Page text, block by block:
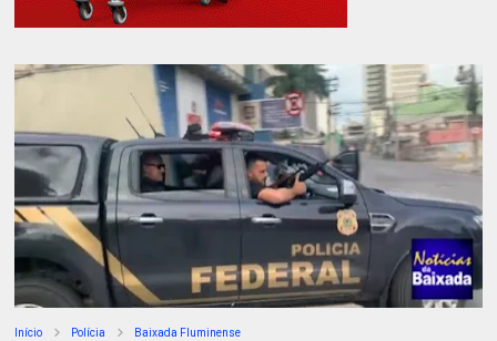
Início Polícia Baixada Fluminense